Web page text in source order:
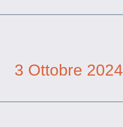
3 Ottobre 2024